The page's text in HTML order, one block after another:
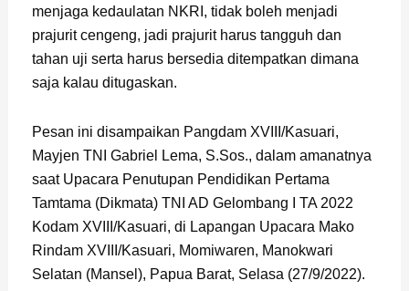
menjaga kedaulatan NKRI, tidak boleh menjadi
prajurit cengeng, jadi prajurit harus tangguh dan
tahan uji serta harus bersedia ditempatkan dimana
saja kalau ditugaskan.
Pesan ini disampaikan Pangdam XVIII/Kasuari,
Mayjen TNI Gabriel Lema, S.Sos., dalam amanatnya
saat Upacara Penutupan Pendidikan Pertama
Tamtama (Dikmata) TNI AD Gelombang I TA 2022
Kodam XVIII/Kasuari, di Lapangan Upacara Mako
Rindam XVIII/Kasuari, Momiwaren, Manokwari
Selatan (Mansel), Papua Barat, Selasa (27/9/2022).